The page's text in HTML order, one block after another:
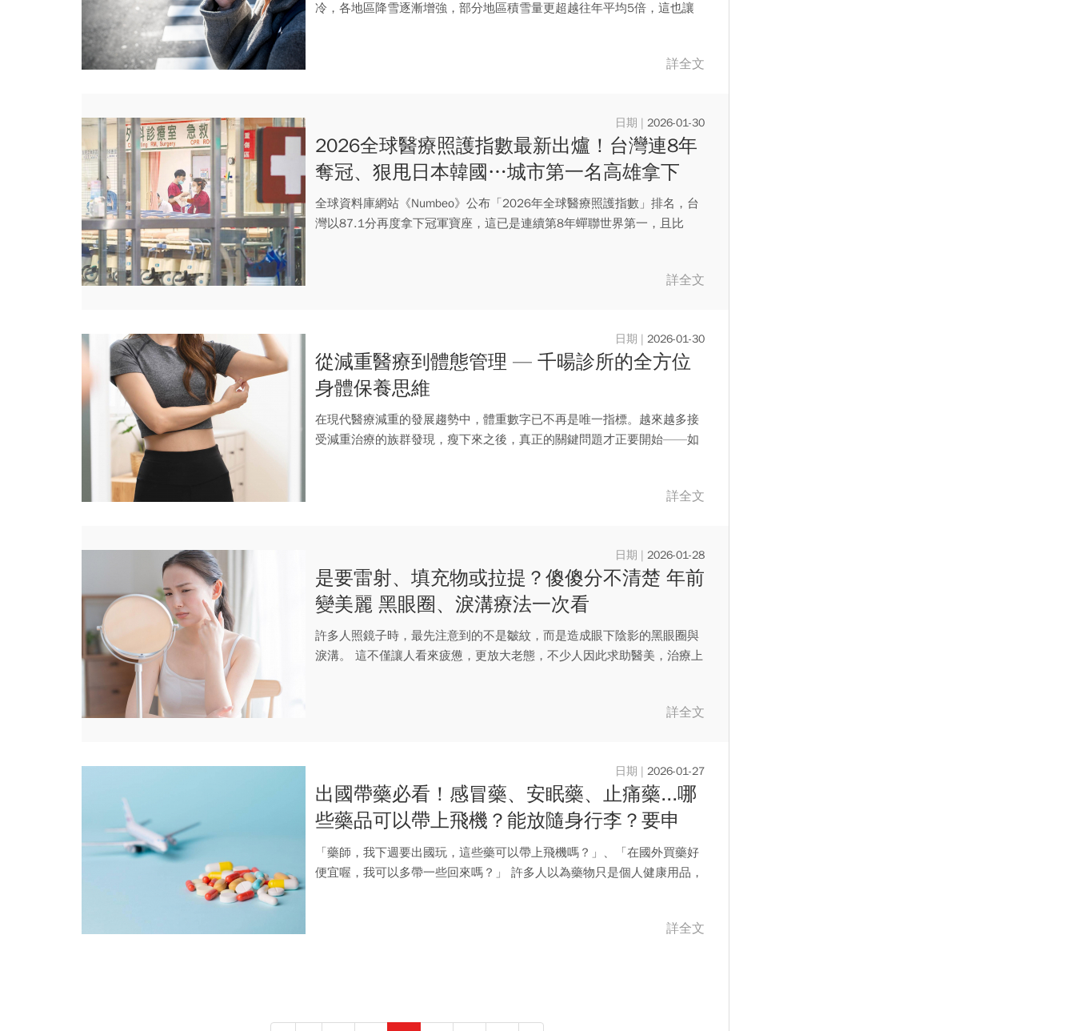
冷，各地區降雪逐漸增強，部分地區積雪量更超越往年平均5倍，這也讓
詳全文
2026-01-30
2026全球醫療照護指數最新出爐！台灣連8年
奪冠、狠甩日本韓國…城市第一名高雄拿下
全球資料庫網站《Numbeo》公布「2026年全球醫療照護指數」排名，台
灣以87.1分再度拿下冠軍寶座，這已是連續第8年蟬聯世界第一，且比
詳全文
2026-01-30
從減重醫療到體態管理 — 千暘診所的全方位
身體保養思維
在現代醫療減重的發展趨勢中，體重數字已不再是唯一指標。越來越多接
受減重治療的族群發現，瘦下來之後，真正的關鍵問題才正要開始——如
詳全文
2026-01-28
是要雷射、填充物或拉提？傻傻分不清楚 年前
變美麗 黑眼圈、淚溝療法一次看
許多人照鏡子時，最先注意到的不是皺紋，而是造成眼下陰影的黑眼圈與
淚溝。 這不僅讓人看來疲憊，更放大老態，不少人因此求助醫美，治療上
詳全文
2026-01-27
出國帶藥必看！感冒藥、安眠藥、止痛藥...哪
些藥品可以帶上飛機？能放隨身行李？要申
報？注意事項整理
「藥師，我下週要出國玩，這些藥可以帶上飛機嗎？」、「在國外買藥好
便宜喔，我可以多帶一些回來嗎？」 許多人以為藥物只是個人健康用品，
詳全文